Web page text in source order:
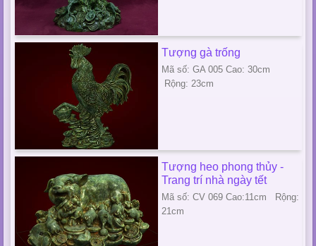
Tượng gà trống
Mã số: GA 005 Cao: 30cm
Rộng: 23cm
Tượng heo phong thủy -
Trang trí nhà ngày tết
Mã số: CV 069 Cao:11cm Rộng:
21cm